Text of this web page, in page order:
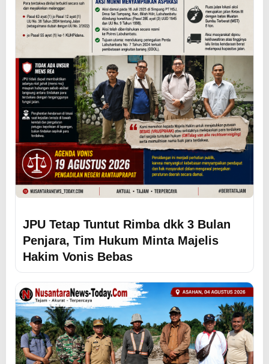
JPU Tetap Tuntut Rimba dkk 3 Bulan
Penjara, Tim Hukum Minta Majelis
Hakim Vonis Bebas